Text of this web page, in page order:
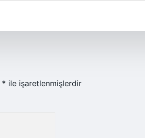
* ile işaretlenmişlerdir